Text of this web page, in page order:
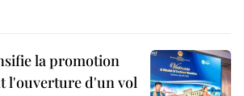
la promotion
l'ouverture d'un vol